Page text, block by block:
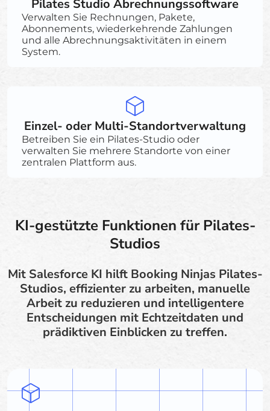
Pilates Studio Abrechnungssoftware
Verwalten Sie Rechnungen, Pakete,
Abonnements, wiederkehrende Zahlungen
und alle Abrechnungsaktivitäten in einem
System.
Einzel- oder Multi-Standortverwaltung
Betreiben Sie ein Pilates-Studio oder
verwalten Sie mehrere Standorte von einer
zentralen Plattform aus.
KI-gestützte Funktionen für Pilates-
Studios
Mit Salesforce KI hilft Booking Ninjas Pilates-
Studios, effizienter zu arbeiten, manuelle
Arbeit zu reduzieren und intelligentere
Entscheidungen mit Echtzeitdaten und
prädiktiven Einblicken zu treffen.